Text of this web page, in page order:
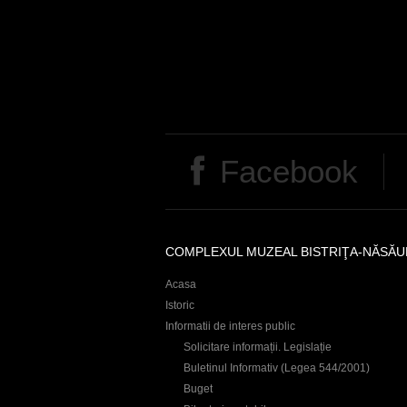
Facebook
COMPLEXUL MUZEAL BISTRIŢA-
Acasa
Istoric
Informatii de interes public
Solicitare informații. Legislație
Buletinul Informativ (Legea 544/2001)
Buget